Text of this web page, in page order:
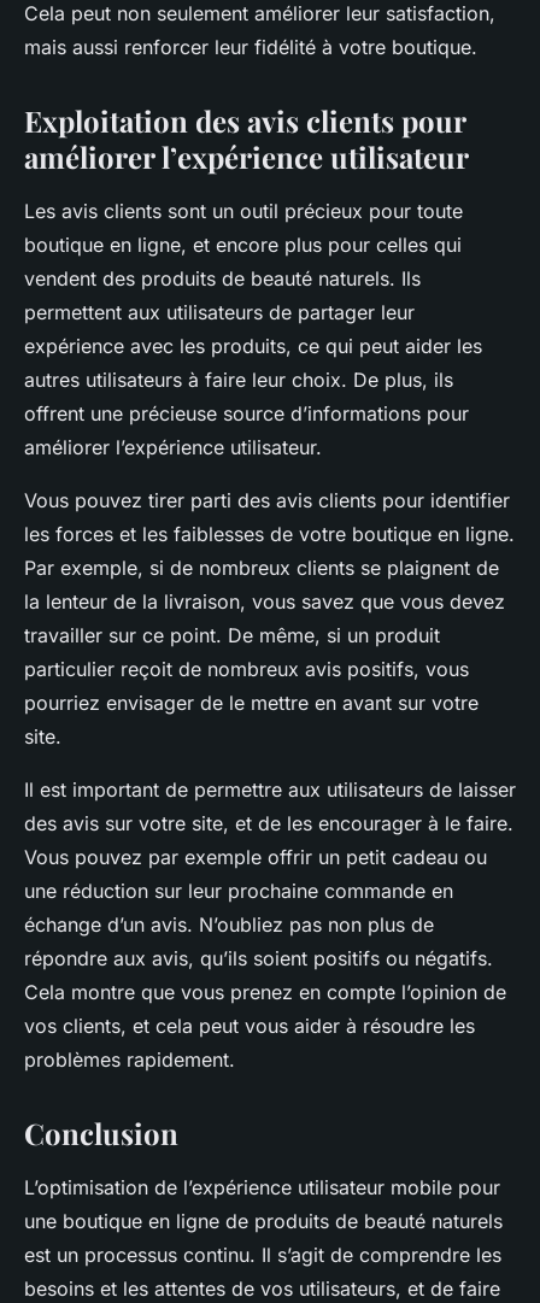
Cela peut non seulement améliorer leur satisfaction,
mais aussi renforcer leur fidélité à votre boutique.
Exploitation des avis clients pour
améliorer l’expérience utilisateur
Les avis clients sont un outil précieux pour toute
boutique en ligne, et encore plus pour celles qui
vendent des produits de beauté naturels. Ils
permettent aux utilisateurs de partager leur
expérience avec les produits, ce qui peut aider les
autres utilisateurs à faire leur choix. De plus, ils
offrent une précieuse source d’informations pour
améliorer l’expérience utilisateur.
Vous pouvez tirer parti des avis clients pour identifier
les forces et les faiblesses de votre boutique en ligne.
Par exemple, si de nombreux clients se plaignent de
la lenteur de la livraison, vous savez que vous devez
travailler sur ce point. De même, si un produit
particulier reçoit de nombreux avis positifs, vous
pourriez envisager de le mettre en avant sur votre
site.
Il est important de permettre aux utilisateurs de laisser
des avis sur votre site, et de les encourager à le faire.
Vous pouvez par exemple offrir un petit cadeau ou
une réduction sur leur prochaine commande en
échange d’un avis. N’oubliez pas non plus de
répondre aux avis, qu’ils soient positifs ou négatifs.
Cela montre que vous prenez en compte l’opinion de
vos clients, et cela peut vous aider à résoudre les
problèmes rapidement.
Conclusion
L’optimisation de l’expérience utilisateur mobile pour
une boutique en ligne de produits de beauté naturels
est un processus continu. Il s’agit de comprendre les
besoins et les attentes de vos utilisateurs, et de faire